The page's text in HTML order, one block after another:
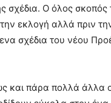
σχέδια. Ο όλος σκοπός
εκλογή αλλά πριν
σχέδια του νέου
και πάρα πολλά